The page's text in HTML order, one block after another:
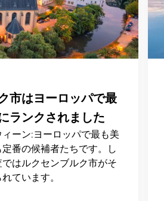
市はヨーロッパで最
ランクされました
ーン:ヨーロッパで最も美
番の候補者たちです。し
はルクセンブルク市がそ
ています。